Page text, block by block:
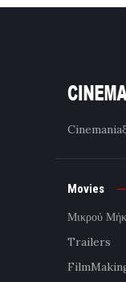
Cinemaniaξ
Movies
Μικρού
Trailers